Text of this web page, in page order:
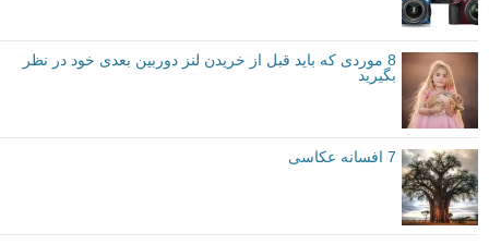
8 موردی که باید قبل از خریدن لنز دوربین بعدی خود در نظر
بگیرید
7 افسانه عکاسی